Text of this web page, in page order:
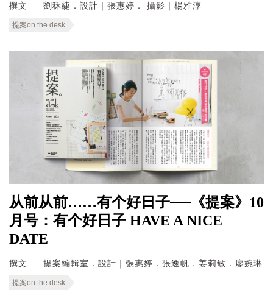
撰文 劉秝緁．設計｜張惠婷． 攝影｜楊雅淳
提案on the desk
从前从前……有个好日子──《提案》10
月号：有个好日子 HAVE A NICE
DATE
撰文 提案編輯室．設計｜張惠婷．張逸帆．姜莉敏．廖婉琳
提案on the desk